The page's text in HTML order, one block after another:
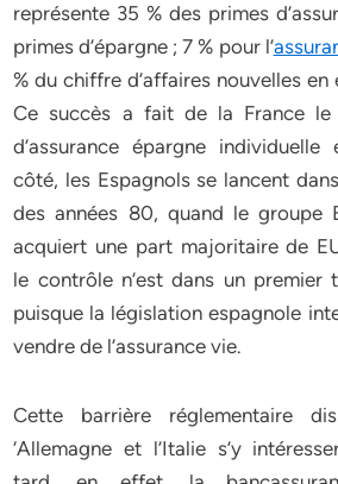
représente 35 % des primes
primes d’épargne ; 7 % pour l’
% du chiffre d’affaires nouvelles
Ce succès a fait de la France le
d’assurance épargne
côté, les Espagnols se lancent
des années 80, quand le groupe
acquiert une part majoritaire de
le contrôle n’est dans un premier
puisque la législation espagnole
vendre de l’assurance vie.
Cette barrière réglementaire
‘Allemagne et l’Italie s’y